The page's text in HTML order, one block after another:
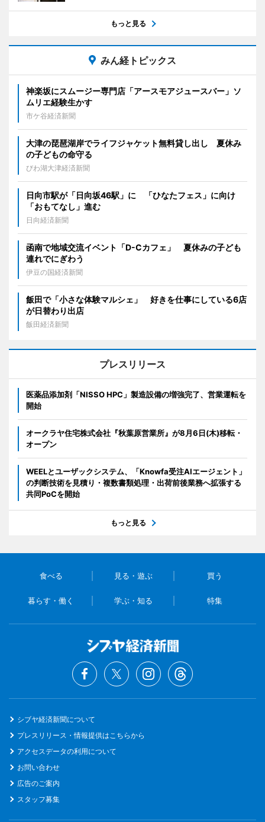
もっと見る
みん経トピックス
神楽坂にスムージー専門店「アースモアジュースバー」ソ
ムリエ経験生かす
市ケ谷経済新聞
大津の琵琶湖岸でライフジャケット無料貸し出し 夏休み
の子どもの命守る
びわ湖大津経済新聞
日向市駅が「日向坂46駅」に 「ひなたフェス」に向け
「おもてなし」進む
日向経済新聞
函南で地域交流イベント「D-Cカフェ」 夏休みの子ども
連れでにぎわう
伊豆の国経済新聞
飯田で「小さな体験マルシェ」 好きを仕事にしている6店
が日替わり出店
飯田経済新聞
プレスリリース
医薬品添加剤「NISSO HPC」製造設備の増強完了、営業運転を
開始
オークラヤ住宅株式会社『秋葉原営業所』が8月6日(木)移転・
オープン
WEELとユーザックシステム、「Knowfa受注AIエージェント」
の判断技術を見積り・複数書類処理・出荷前後業務へ拡張する
共同PoCを開始
もっと見る
食べる 見る・遊ぶ 買う
暮らす・働く 学ぶ・知る 特集
シブヤ経済新聞について
プレスリリース・情報提供はこちらから
アクセスデータの利用について
お問い合わせ
広告のご案内
スタッフ募集